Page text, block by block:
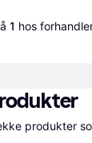
1 hos